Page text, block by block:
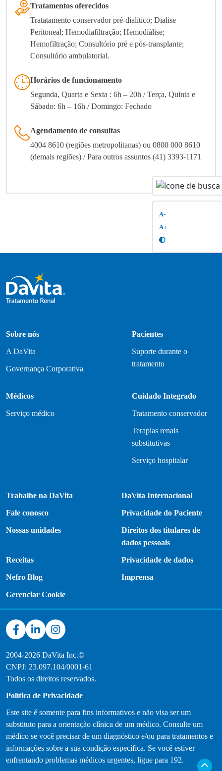
A-
A+
Tratamentos oferecidos
Tratatamento conservador pré-dialítico; Dialise
Peritoneal; Hemodiafiltração; Hemodiálise;
Hemofiltração; Consultório pré e pós-transplante;
Consultório ambulatorial.
Horários de funcionamento
Segunda, Quarta e Sexta : 6h – 20h / Terça, Quinta e
Sábado: 6h – 16h / Domingo: Fechado
Agendamento de consultas
4004 8610 (regiões metropolitanas) ou 0800 000 8610
(demais regiões) / Para outros assuntos (41) 3393-1171
Sobre nós
A DaVita
Governança Corporativa
Pacientes
Suporte durante o
tratamento
Médicos
Serviço médico
Cuidado Integrado
Tratamento conservador
Terapias renais
substitutivas
Serviço hospitalar
Trabalhe na DaVita DaVita Internacional
Fale conosco Privacidade do Paciente
Nossas unidades
Direitos dos titulares de
dados pessoais
Receitas Privacidade de dados
Nefro Blog Imprensa
Gerenciar Cookie
2004-2026 DaVita Inc.©
CNPJ: 23.097.104/0001-61
Todos os direitos reservados.
Política de Privacidade
Este site é somente para fins informativos e não visa ser um
substituto para a orientação clínica de um médico. Consulte um
médico se você precisar de um diagnóstico e/ou para tratamentos e
informações sobre a sua condição específica. Se você estiver
enfrentando problemas médicos urgentes, ligue para 192.